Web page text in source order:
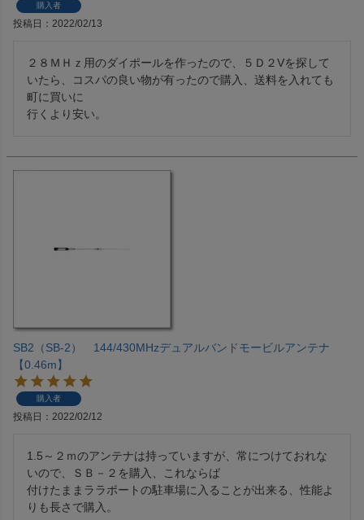
購入者
投稿日 2022/02/13
２８ＭＨｚ用のダイポールを作ったので、５Ｄ２Vを探して
いたら、コスパの良い物が有ったので購入、送料を入れても
町に買いに
行くより安い。
SB2（SB-2） 144/430MHzデュアルバンドモービルアンテナ
【0.46m】
購入者
投稿日 2022/02/12
1.5～２ｍのアンテナは持っていますが、常につけておれな
いので、ＳＢ－２を購入、これならば
付けたままララポートの駐車場に入ることが出来る、性能よ